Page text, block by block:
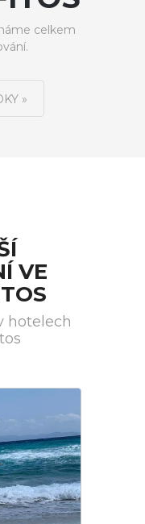
celkem
»
VE
hotelech